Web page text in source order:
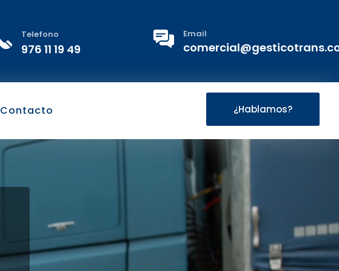
Telefono
976 11 19 49
Email
Contacto ¿Hablamos?